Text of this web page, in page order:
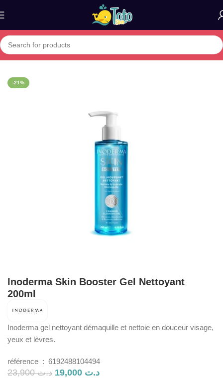
Home»Boutique»Inoderma Skin Booster Gel Nettoyant 200ml
-21%
Inoderma Skin Booster Gel Nettoyant
200ml
Inoderma gel nettoyant démaquille et nettoie en douceur visage,
yeux et lèvres.
référence : 6192488104494
د.ت23,900 د.ت